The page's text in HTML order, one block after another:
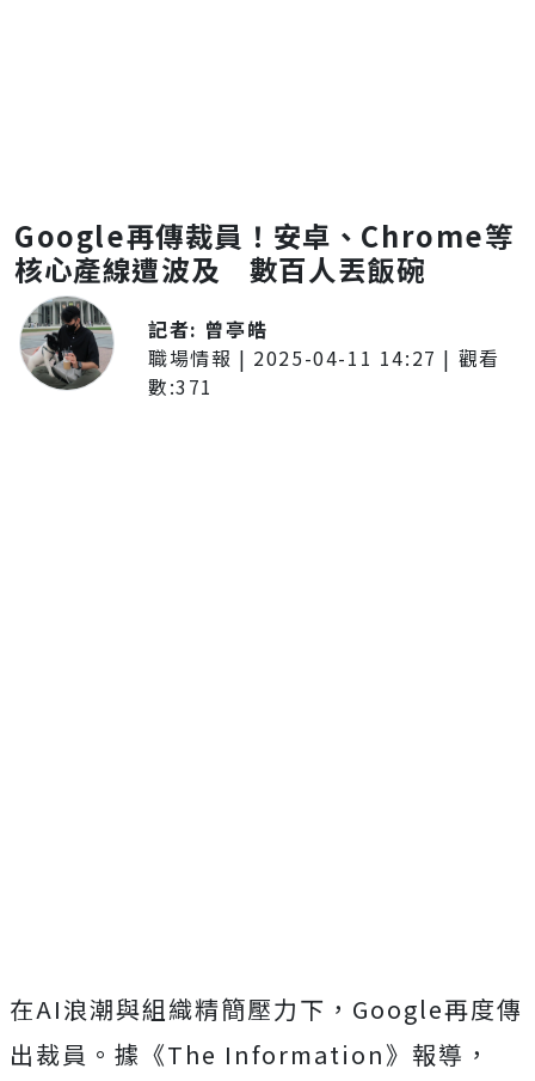
Google再傳裁員！安卓、Chrome等
核心產線遭波及 數百人丟飯碗
記者: 曾亭皓
職場情報 | 2025-04-11 14:27 | 觀看
數:371
在AI浪潮與組織精簡壓力下，Google再度傳
出裁員。據《The Information》報導，